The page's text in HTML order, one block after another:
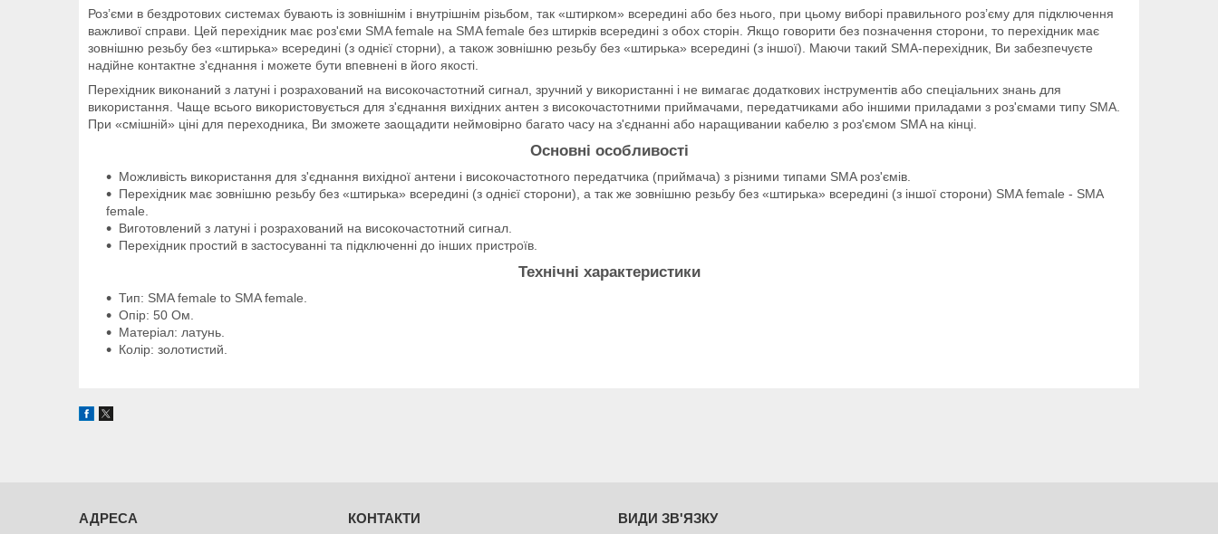
Роз’єми в бездротових системах бувають із зовнішнім і внутрішнім різьбом, так «штирком» всередині або без нього, при цьому виборі правильного роз’єму для підключення
важливої справи. Цей перехідник має роз'єми SMA female на SMA female без штирків всередині з обох сторін. Якщо говорити без позначення сторони, то перехідник має
зовнішню резьбу без «штирька» всередині (з однієї сторни), а також зовнішню резьбу без «штирька» всередині (з іншої). Маючи такий SMA-перехідник, Ви забезпечуєте
надійне контактне з'єднання і можете бути впевнені в його якості.
Перехідник виконаний з латуні і розрахований на високочастотний сигнал, зручний у використанні і не вимагає додаткових інструментів або спеціальних знань для
використання. Чаще всього використовується для з'єднання вихідних антен з високочастотними приймачами, передатчиками або іншими приладами з роз'ємами типу SMA.
При «смішній» ціні для переходника, Ви зможете заощадити неймовірно багато часу на з'єднанні або наращивании кабелю з роз'ємом SMA на кінці.
Основні особливості
Можливість використання для з'єднання вихідної антени і високочастотного передатчика (приймача) з різними типами SMA роз'ємів.
Перехідник має зовнішню резьбу без «штирька» всередині (з однієї сторони), а так же зовнішню резьбу без «штирька» всередині (з іншої сторони) SMA female - SMA
female.
Виготовлений з латуні і розрахований на високочастотний сигнал.
Перехідник простий в застосуванні та підключенні до інших пристроїв.
Технічні характеристики
Тип: SMA female to SMA female.
Опір: 50 Ом.
Матеріал: латунь.
Колір: золотистий.